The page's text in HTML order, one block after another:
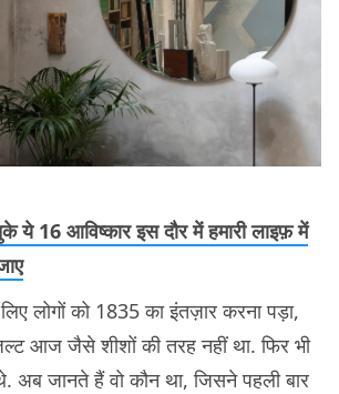
ये 16 आविष्कार इस दौर में हमारी लाइफ़ में
लोगों को 1835 का इंतज़ार करना पड़ा,
आज जैसे शीशों की तरह नहीं था. फिर भी
अब जानते हैं वो कौन था, जिसने पहली बार